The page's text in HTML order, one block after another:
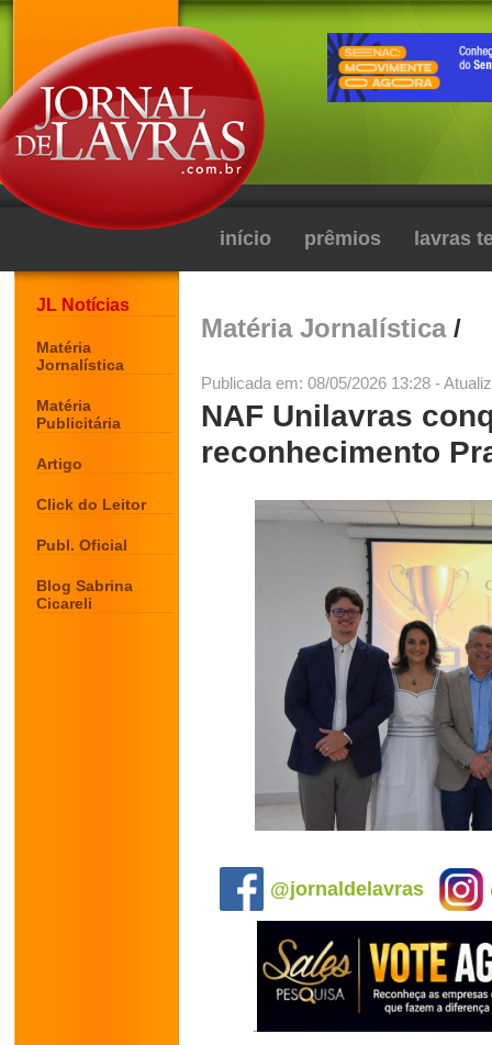
início prêmios lavras
JL Notícias
Matéria
Jornalística
Matéria
Publicitária
Artigo
Click do Leitor
Publ. Oficial
Blog Sabrina
Cicareli
Matéria Jornalística/
Publicada em: 08/05/2026 13:28 -
NAF Unilavras
reconhecimento
@jornaldelavras